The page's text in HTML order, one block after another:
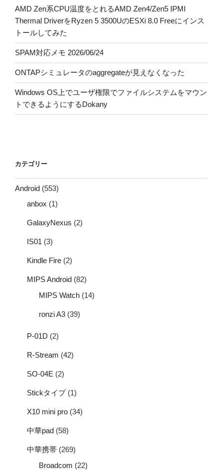
AMD Zen系CPU温度をとれるAMD Zen4/Zen5 IPMI
Thermal DriverをRyzen 5 3500UのESXi 8.0 Freeにインス
トールしてみた
SPAM対応メモ 2026/06/24
ONTAPシミュレータのaggregateが見えなくなった
Windows OS上でユーザ権限でファイルシステムをマウン
トできるようにするDokany
カテゴリー
Android (553)
anbox (1)
GalaxyNexus (2)
IS01 (3)
Kindle Fire (2)
MIPS Android (82)
MIPS Watch (14)
ronzi A3 (39)
P-01D (2)
R-Stream (42)
SO-04E (2)
Stickタイプ(1)
X10 mini pro (34)
中華pad (58)
中華携帯 (269)
Broadcom (22)